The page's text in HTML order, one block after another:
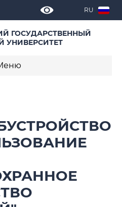
RU
ГОСУДАРСТВЕННЫЙ
УНИВЕРСИТЕТ
2021
2023